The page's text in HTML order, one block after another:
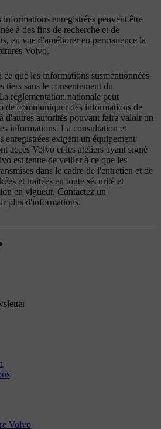
enregistrées peuvent être
à des fins de recherche et de
en vue d'améliorer en permanence la
Volvo.
que les informations susmentionnées
tiers sans le consentement du
réglementation nationale peut
de communiquer des informations de
d'autres autorités pouvant faire valoir un
informations. La consultation et
enregistrées exigent un équipement
accès Volvo et les ateliers ayant signé
est tenue de veiller à ce que les
dans le cadre de l'entretien et de
et traitées en toute sécurité et
en vigueur. Contactez un
plus d'informations.